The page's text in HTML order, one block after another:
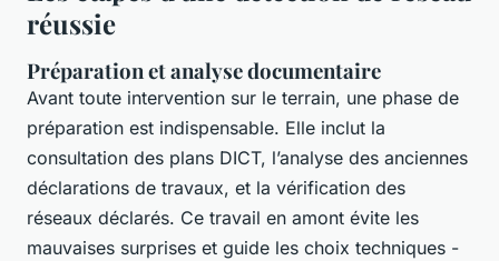
réussie
Préparation et analyse documentaire
Avant toute intervention sur le terrain, une phase de
préparation est indispensable. Elle inclut la
consultation des plans DICT, l’analyse des anciennes
déclarations de travaux, et la vérification des
réseaux déclarés. Ce travail en amont évite les
mauvaises surprises et guide les choix techniques -